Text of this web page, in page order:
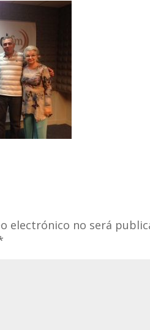
electrónico no será